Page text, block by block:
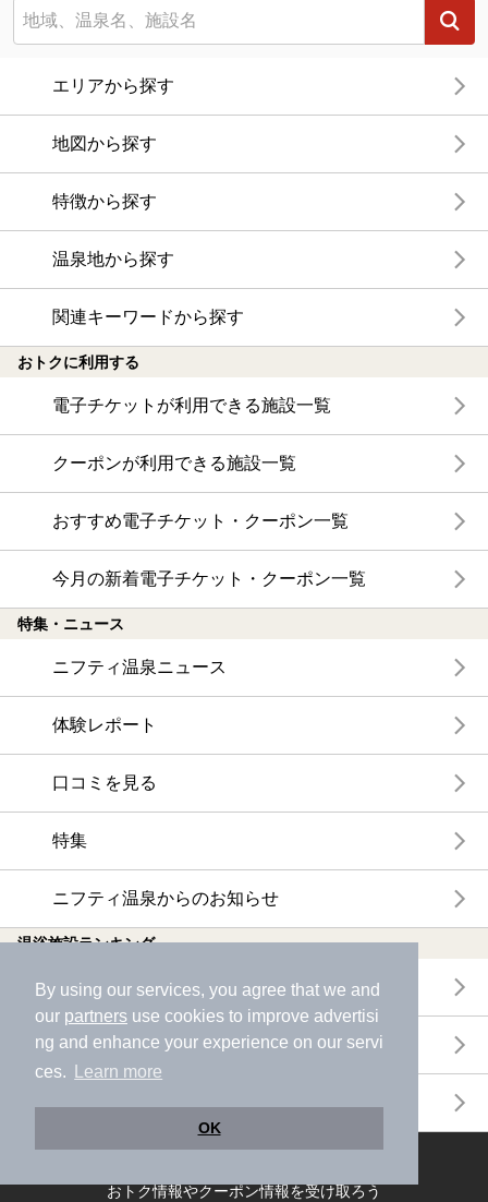
By using our services, you agree that we and
our partners use cookies to improve advertisi
ng and enhance your experience on our servi
ces.
Learn more
OK
エリアから探す
地図から探す
特徴から探す
温泉地から探す
関連キーワードから探す
おトクに利用する
電子チケットが利用できる施設一覧
クーポンが利用できる施設一覧
おすすめ電子チケット・クーポン一覧
今月の新着電子チケット・クーポン一覧
特集・ニュース
ニフティ温泉ニュース
体験レポート
口コミを見る
特集
ニフティ温泉からのお知らせ
温浴施設ランキング
年間温泉ランキング
月間温泉ランキング
おトク情報やクーポン情報を受け取ろう